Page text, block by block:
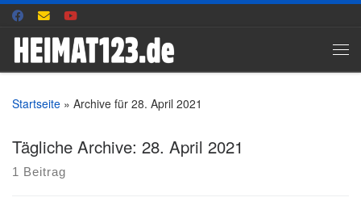
Zum Inhalt springen
Startseite » Archive für 28. April 2021
Tägliche Archive: 28. April 2021
1 Beitrag